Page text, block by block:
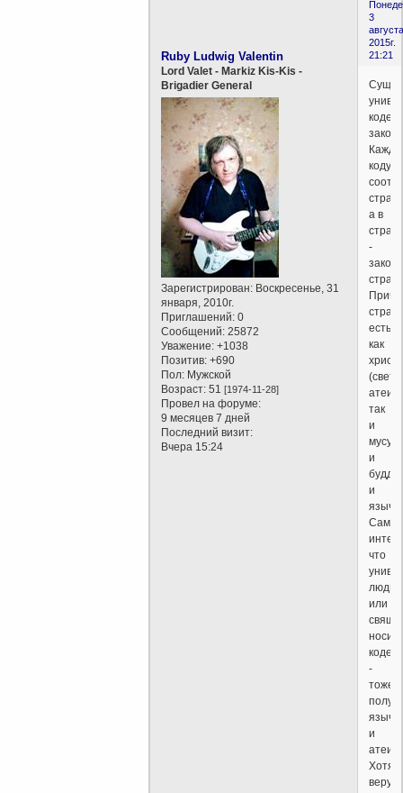
3
2015г.
21:21
Ruby Ludwig Valentin
Lord Valet - Markiz Kis-Kis -
Brigadier General
Зарегистрирован: Воскресенье, 31
января, 2010г.
Приглашений: 0
Сообщений: 25872
Уважение: +1038
Позитив: +690
Пол: Мужской
Возраст: 51[1974-11-28]
Провел на форуме:
9 месяцев 7 дней
Последний визит:
Вчера 15:24
кодекс
коду
а в
-
есть
как
так
и
и
и
Самое
что
люди
или
-
тоже
и
Хотя